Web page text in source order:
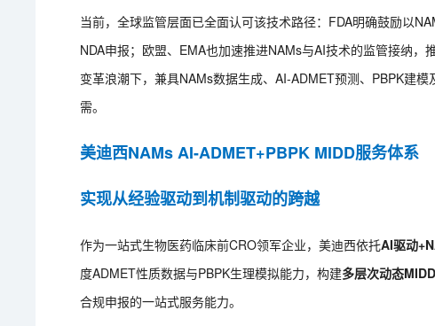
当前，全球监管层面已全面认可该技术路径：FDA明确鼓励以
NDA申报；欧盟、EMA也加速推进NAMs与AI技术的监管接纳
变革浪潮下，兼具NAMs数据生成、AI-ADMET预测、PBPK建
需。
美迪西NAMs AI-ADMET+PBPK MIDD服务体系
实现从经验驱动到机制驱动的跨越
作为一站式生物医药临床前CRO领军企业，美迪西依托AI驱动
度ADMET性质数据与PBPK生理模拟能力，构建多层次动态
合规申报的一站式服务能力。